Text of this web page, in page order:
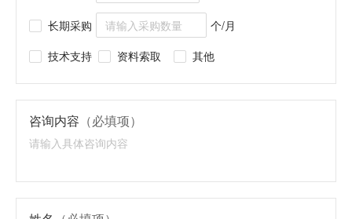
长期采购
个/月
技术支持
资料索取 其他
咨询内容 （必填项）